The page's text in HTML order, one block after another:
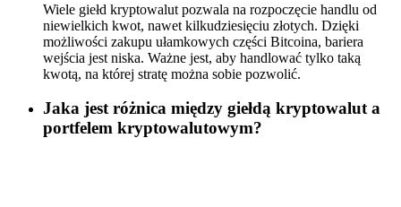
Wiele giełd kryptowalut pozwala na rozpoczęcie handlu od
niewielkich kwot, nawet kilkudziesięciu złotych. Dzięki
możliwości zakupu ułamkowych części Bitcoina, bariera
wejścia jest niska. Ważne jest, aby handlować tylko taką
kwotą, na której stratę można sobie pozwolić.
Jaka jest różnica między giełdą kryptowalut a
portfelem kryptowalutowym?